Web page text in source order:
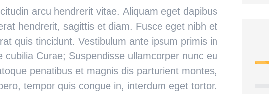
arcu hendrerit vitae. Aliquam eget dapibus
hendrerit, sagittis et diam. Fusce eget nibh et
quis tincidunt. Vestibulum ante ipsum primis in
Curae; Suspendisse ullamcorper nunc eu
penatibus et magnis dis parturient montes,
tempor quis congue in, interdum eget tortor.